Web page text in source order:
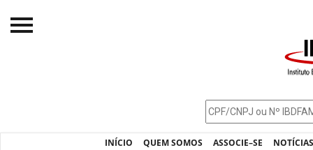
INÍCIO QUEM SOMOS ASSOCIE–SE